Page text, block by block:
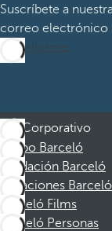
Suscríbete a
correo electrónico
Suscribirme
Corporativo
Grupo Barceló
Fundación Barceló
Vacaciones Barceló
Barceló Films
Barceló Personas